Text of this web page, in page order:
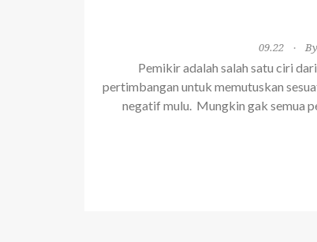
09.22
Pemikir adalah salah satu ciri
pertimbangan untuk memutuskan
negatif mulu. Mungkin gak semua